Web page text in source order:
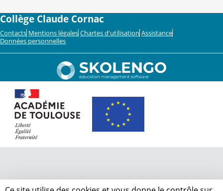
Collège Claude Cornac
Contacts Mentions légales Chartes d'utilisation Assistance
Données personnelles